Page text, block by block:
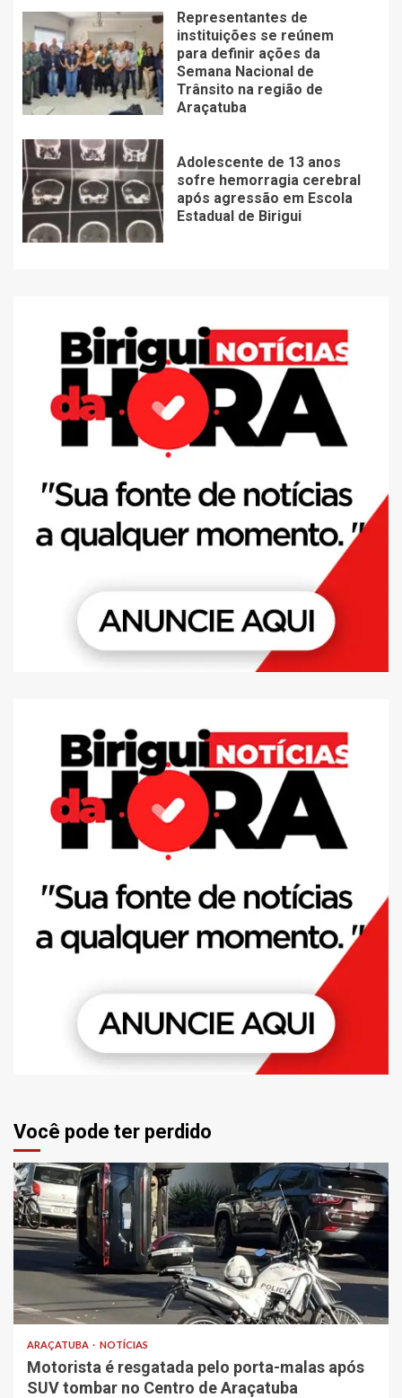
Representantes de
instituições se reúnem
para definir ações da
Semana Nacional de
Trânsito na região de
Araçatuba
Adolescente de 13 anos
sofre hemorragia cerebral
após agressão em Escola
Estadual de Birigui
Você pode ter perdido
ARAÇATUBA NOTÍCIAS
Motorista é resgatada pelo porta-malas após
SUV tombar no Centro de Araçatuba